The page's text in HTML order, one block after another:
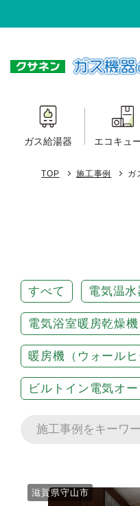
ガス給湯器 エコキュ
TOP 施工事例 ガ
すべて 電気温水
電気浴室暖房乾燥機
暖房機（ウォールヒ
ビルトイン電気オ
滋賀県守山市